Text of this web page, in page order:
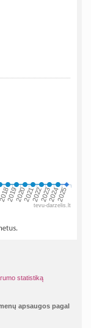
2019202020212022202320242025
tevu-darzelis.lt
statistiką
apsaugos pagal